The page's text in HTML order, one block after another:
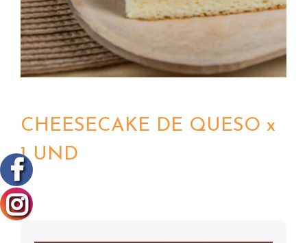
CHEESECAKE DE QUESO x
1 UND